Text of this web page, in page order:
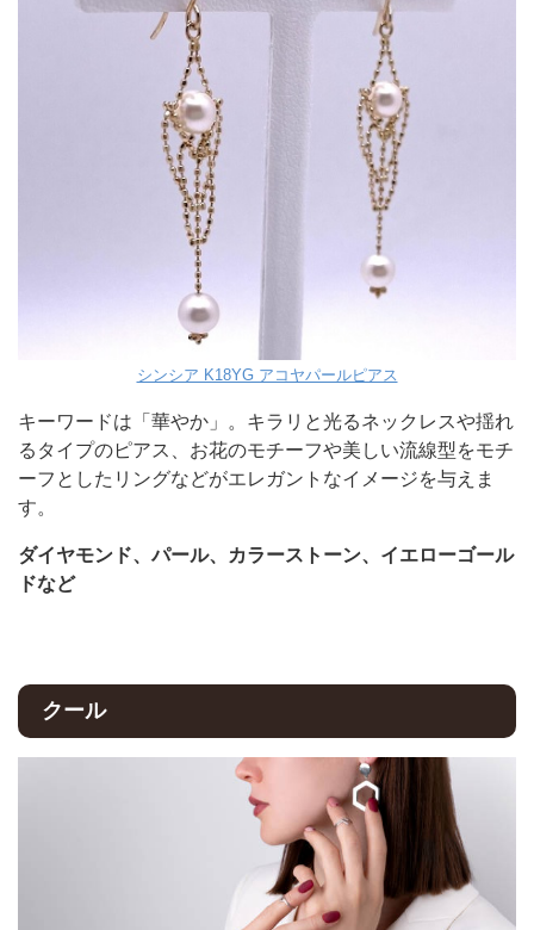
シンシア K18YG アコヤパールピアス
キーワードは「華やか」。キラリと光るネックレスや揺れ
るタイプのピアス、お花のモチーフや美しい流線型をモチ
ーフとしたリングなどがエレガントなイメージを与えま
す。
ダイヤモンド、パール、カラーストーン、イエローゴール
ドなど
クール